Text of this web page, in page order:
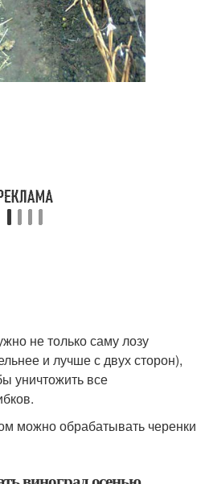
не только саму лозу
и лучше с двух сторон),
уничтожить все
можно обрабатывать черенки